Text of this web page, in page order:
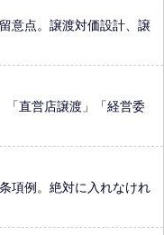
意点。譲渡対価設計、譲
「直営店譲渡」「経営委
項例。絶対に入れなけれ